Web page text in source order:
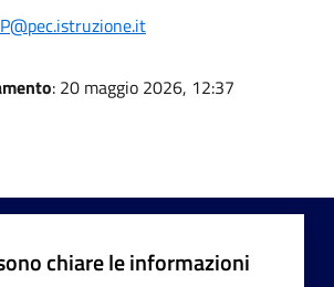
: 20 maggio 2026, 12:37
chiare le informazioni